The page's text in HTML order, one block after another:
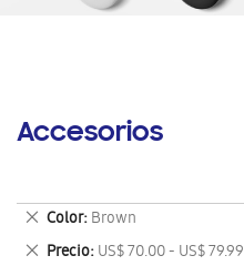
Accesorios
Color Brown
Eliminar
este
artículo
Precio US$ 70.00 - US$ 79.99
Eliminar